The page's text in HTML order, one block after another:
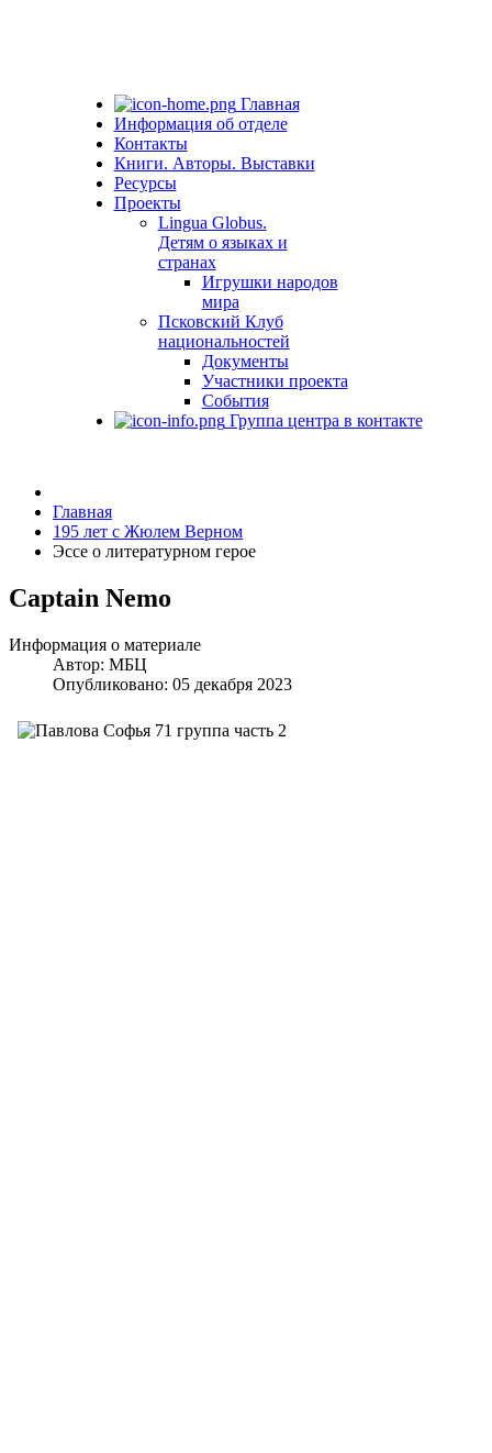
Главная
Информация об отделе
Контакты
Книги. Авторы. Выставки
Ресурсы
Проекты
Lingua Globus.
Детям о языках и
странах
Игрушки народов
мира
Псковский Клуб
национальностей
Документы
Участники проекта
События
Группа центра в контакте
Главная
195 лет с Жюлем Верном
Эссе о литературном герое
Captain Nemo
Информация о материале
Автор: МБЦ
Опубликовано: 05 декабря 2023